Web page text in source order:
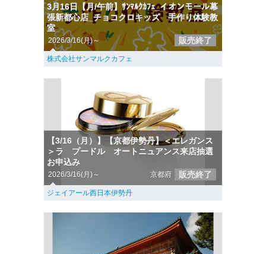
3月16日【月/午前】ｻﾝﾏﾙｸｶﾌｪ_イオンモール幕
張新都心店_チョコクロキッズ 手作り体験教
室
2026/3/16(月)～ 販売終了
株式会社サンマルクカフェ
【3/16（月）】【京都伊勢丹】＜エレガンス
＞ラ プードル オートニュアンス来店抽選
お申込み
2026/3/16(月)～ 京都府 販売終了
ジェイアール西日本伊勢丹